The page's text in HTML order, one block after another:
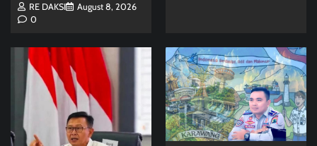
RE DAKSI
August 8, 2026
0